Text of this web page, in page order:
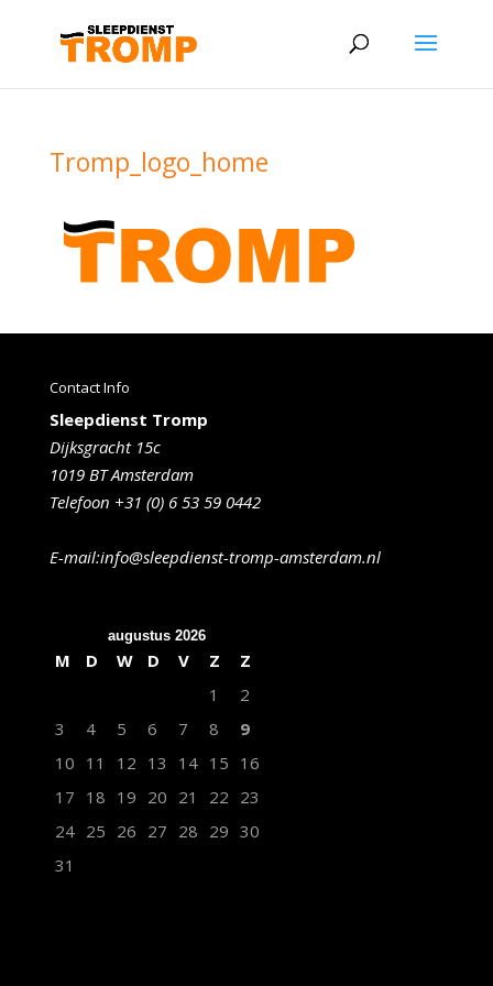
Tromp_logo_home
Contact Info
Sleepdienst Tromp
Dijksgracht 15c
1019 BT Amsterdam
Telefoon +31 (0) 6 53 59 0442
E-mail:info@sleepdienst-tromp-amsterdam.nl
augustus 2026
M D W D V Z
Z
1
2
3
4 5 6 7 8
9
10 11 12 13 14 15 16
17 18 19 20 21 22 23
24 25 26 27 28 29 30
31